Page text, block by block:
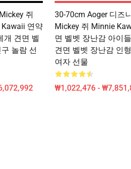
쥐
연약
개 견면 벨
놀람 선
30-70cm Aoger 디즈
Mickey 쥐 Minnie
면 벨벳 장난감 아이
견면 벨벳 장난감 인
여자 선물
₩1,022,476 -